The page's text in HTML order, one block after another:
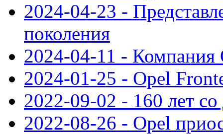
2024-04-23 -
поколения
2024-04-11 - Компания
2024-01-25 - Opel
2022-09-02 - 160 лет
2022-08-26 - Opel